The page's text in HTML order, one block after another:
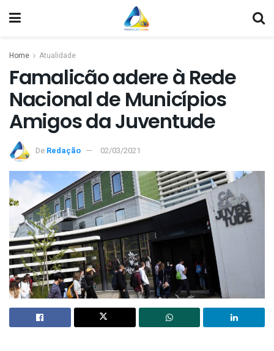
Home Atualidade
Famalicão adere à Rede
Nacional de Municípios
Amigos da Juventude
De Redação 02/03/2021